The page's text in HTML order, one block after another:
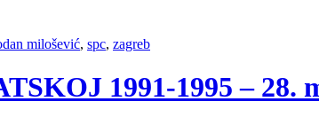
milošević, spc, zagreb
1991-1995 – 28.